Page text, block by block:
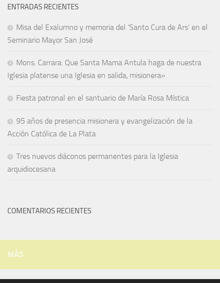
ENTRADAS RECIENTES
Misa del Exalumno y memoria del ‘Santo Cura de Ars’ en el
Seminario Mayor San José
Mons. Carrara: Que Santa Mama Antula haga de nuestra
Iglesia platense una Iglesia en salida, misionera»
Fiesta patronal en el santuario de María Rosa Mística
95 años de presencia misionera y evangelización de la
Acción Católica de La Plata
Tres nuevos diáconos permanentes para la Iglesia
arquidiocesana
COMENTARIOS RECIENTES
MÁS